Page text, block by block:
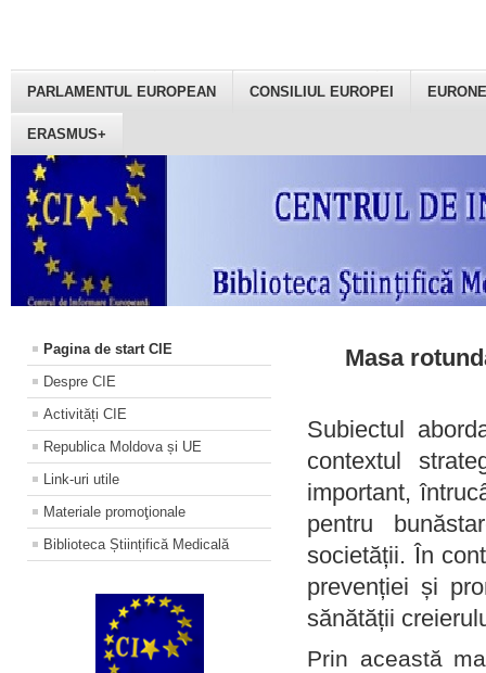
PARLAMENTUL EUROPEAN CONSILIUL EUROPEI
ERASMUS+
Pagina de start CIE
Despre CIE
Activități CIE
Republica Moldova și UE
Link-uri utile
Materiale promoţionale
Biblioteca Științifică Medicală
Masa
Subiectul
contextul
important,
pentru
societății. În
prevenției și
sănătății
Prin această